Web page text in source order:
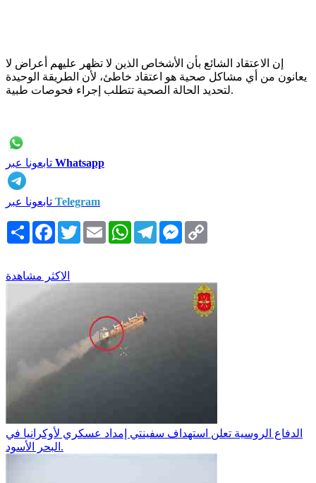
إن الاعتقاد الشائع بأن الأشخاص الذين لا تظهر عليهم أعراض لا
يعانون من أي مشاكل صحية هو اعتقاد خاطئ، لأن الطريقة الوحيدة
لتحديد الحالة الصحية تتطلب إجراء فحوصات طبية.
Whatsapp
Telegram
انشر Facebook
TwitterEmail WhatsAppTelegramMessenger
الاكثر مشاهدة
الدفاع الروسية تعلن استهداف سفينتي إمداد عسكري لأوكرانيا في
البحر الأسود.